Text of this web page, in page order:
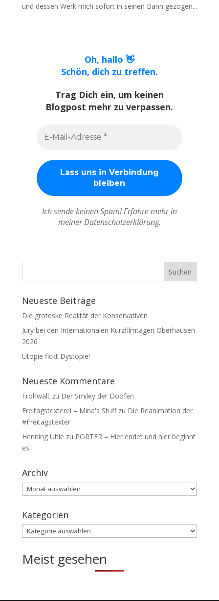
und dessen Werk mich sofort in seinen Bann gezogen...
Oh, hallo 👋
Schön, dich zu treffen.
Trag Dich ein, um keinen
Blogpost mehr zu verpassen.
Ich sende keinen Spam! Erfahre mehr in
meiner Datenschutzerklärung.
Neueste Beiträge
Die groteske Realität der Konservativen
Jury bei den Internationalen Kurzfilmtagen Oberhausen
2026
Utopie fickt Dystopie!
Neueste Kommentare
Frohwaltzu Der Smiley der Doofen
Freitagstexterei – Mina's Stuffzu Die Reanimation der
#Freitagstexter
Henning Uhle zu PORTER – Hier endet und hier beginnt
es
Archiv
Archiv
Kategorien
Kategorien
Meist gesehen